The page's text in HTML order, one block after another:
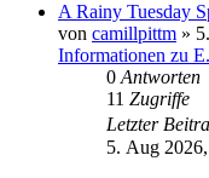
A Rainy Tuesday
von camillpittm »
Informationen zu
0Antworten
11 Zugriffe
Letzter
5. Aug